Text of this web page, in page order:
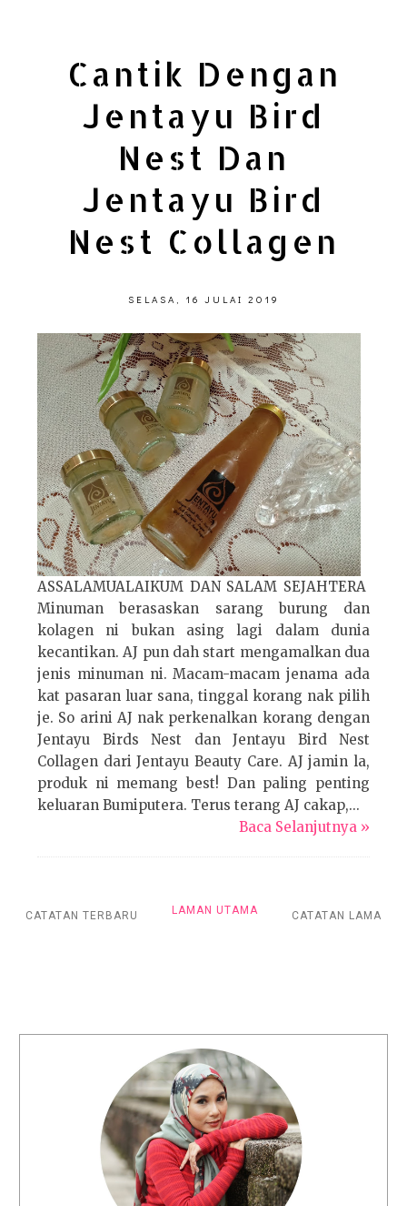
Cantik Dengan
Jentayu Bird
Nest Dan
Jentayu Bird
Nest Collagen
SELASA, 16 JULAI 2019
ASSALAMUALAIKUM DAN SALAM SEJAHTERA
Minuman berasaskan sarang burung dan
kolagen ni bukan asing lagi dalam dunia
kecantikan. AJ pun dah start mengamalkan dua
jenis minuman ni. Macam-macam jenama ada
kat pasaran luar sana, tinggal korang nak pilih
je. So arini AJ nak perkenalkan korang dengan
Jentayu Birds Nest dan Jentayu Bird Nest
Collagen dari Jentayu Beauty Care. AJ jamin la,
produk ni memang best! Dan paling penting
keluaran Bumiputera. Terus terang AJ cakap,...
Baca Selanjutnya »
CATATAN TERBARU CATATAN LAMA
LAMAN UTAMA